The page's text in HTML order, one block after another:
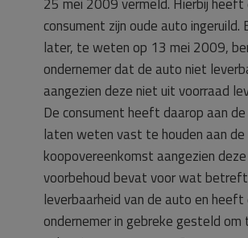
consument zijn oude auto ingeruild.
later, te weten op 13 mei 2009,
ondernemer dat de auto niet
aangezien deze niet uit voorraad
De consument heeft daarop aan
laten weten vast te houden aan de
koopovereenkomst aangezien
voorbehoud bevat voor wat
leverbaarheid van de auto en heeft
ondernemer in gebreke gesteld